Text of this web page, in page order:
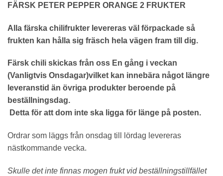
FÄRSK PETER PEPPER ORANGE 2 FRUKTER
Alla färska chilifrukter levereras väl förpackade så
frukten kan hålla sig fräsch hela vägen fram till dig.
Färsk chili skickas från oss En gång i veckan
(Vanligtvis Onsdagar)vilket kan innebära något längre
leveranstid än övriga produkter beroende på
beställningsdag.
Detta för att dom inte ska ligga för länge på posten.
Ordrar som läggs från onsdag till lördag levereras
nästkommande vecka.
Skulle det inte finnas mogen frukt vid beställningstillfället